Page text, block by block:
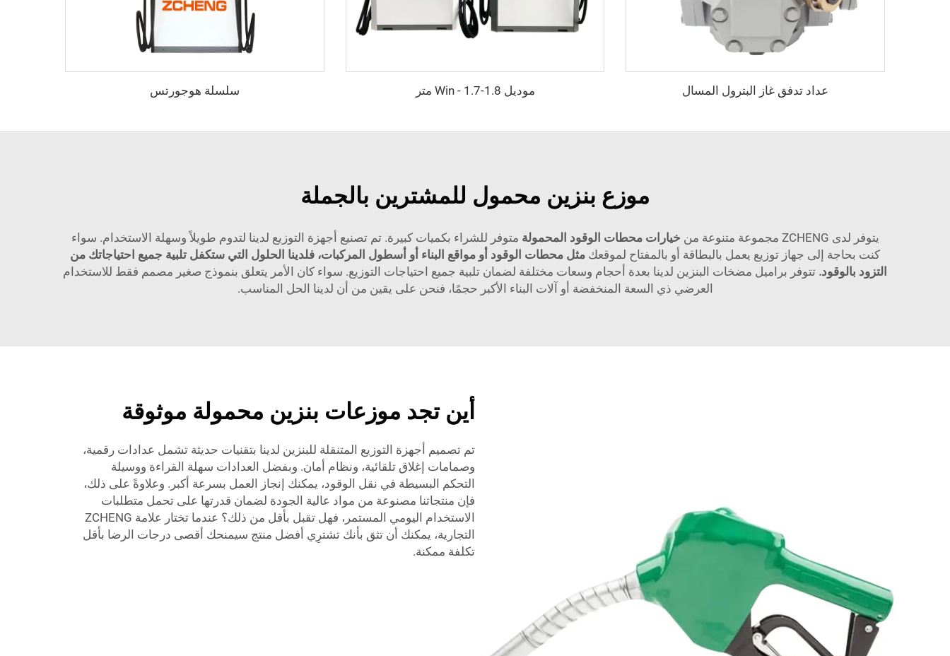
عداد تدفق غاز البترول المسال موديل Win - 1.7-1.8 متر سلسلة هوجورتس
موزع بنزين محمول للمشترين بالجملة
يتوفر لدى ZCHENG مجموعة متنوعة من خيارات محطات الوقود المحمولة متوفر للشراء بكميات كبيرة. تم تصنيع أجهزة التوزيع لدينا لتدوم طويلاً وسهلة الاستخدام. سواء
كنت بحاجة إلى جهاز توزيع يعمل بالبطاقة أو بالمفتاح لموقعك مثل محطات الوقود أو مواقع البناء أو أسطول المركبات، فلدينا الحلول التي ستكفل تلبية جميع احتياجاتك من
التزود بالوقود. تتوفر براميل مضخات البنزين لدينا بعدة أحجام وسعات مختلفة لضمان تلبية جميع احتياجات التوزيع. سواء كان الأمر يتعلق بنموذج صغير مصمم فقط للاستخدام
العرضي ذي السعة المنخفضة أو آلات البناء الأكبر حجمًا، فنحن على يقين من أن لدينا الحل المناسب.
أين تجد موزعات بنزين محمولة موثوقة
تم تصميم أجهزة التوزيع المتنقلة للبنزين لدينا بتقنيات حديثة تشمل عدادات رقمية،
وصمامات إغلاق تلقائية، ونظام أمان. وبفضل العدادات سهلة القراءة ووسيلة
التحكم البسيطة في نقل الوقود، يمكنك إنجاز العمل بسرعة أكبر. وعلاوةً على ذلك،
فإن منتجاتنا مصنوعة من مواد عالية الجودة لضمان قدرتها على تحمل متطلبات
الاستخدام اليومي المستمر، فهل تقبل بأقل من ذلك؟ عندما تختار علامة ZCHENG
التجارية، يمكنك أن تثق بأنك تشترِي أفضل منتج سيمنحك أقصى درجات الرضا بأقل
تكلفة ممكنة.